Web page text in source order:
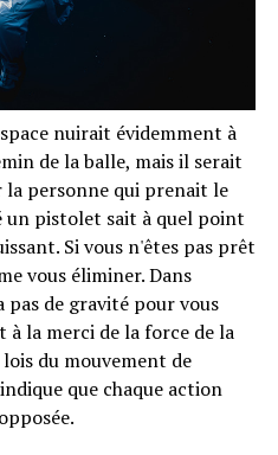
nuirait évidemment à
de la balle, mais il serait
la personne qui prenait le
un pistolet sait à quel point
Si vous n'êtes pas prêt
vous éliminer. Dans
pas de gravité pour vous
la merci de la force de la
du mouvement de
que chaque action